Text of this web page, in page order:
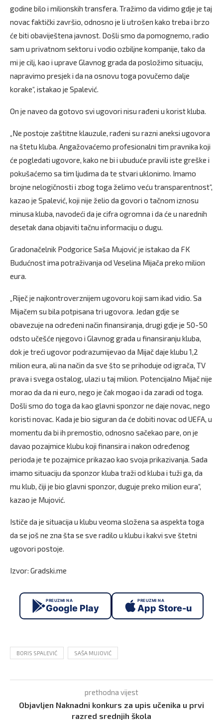
godine bilo i milionskih transfera. Tražimo da vidimo gdje je taj
novac faktički završio, odnosno je li utrošen kako treba i brzo
će biti obaviještena javnost. Došli smo da pomognemo, radio
sam u privatnom sektoru i vodio ozbiljne kompanije, tako da
mi je cilj, kao i uprave Glavnog grada da posložimo situaciju,
napravimo presjek i da na osnovu toga povučemo dalje
korake“, istakao je Spalević.
On je naveo da gotovo svi ugovori nisu rađeni u korist kluba.
„Ne postoje zaštitne klauzule, rađeni su razni aneksi ugovora
na štetu kluba. Angažovaćemo profesionalni tim pravnika koji
će pogledati ugovore, kako ne bi i ubuduće pravili iste greške i
pokušaćemo sa tim ljudima da te stvari uklonimo. Imamo
brojne nelogičnosti i zbog toga želimo veću transparentnost“,
kazao je Spalević, koji nije želio da govori o tačnom iznosu
minusa kluba, navodeći da je cifra ogromna i da će u narednih
desetak dana objaviti tačnu informaciju o dugu.
Gradonačelnik Podgorice Saša Mujović je istakao da FK
Budućnost ima potraživanja od Veselina Mijača preko milion
eura.
„Riječ je najkontroverznijem ugovoru koji sam ikad vidio. Sa
Mijačem su bila potpisana tri ugovora. Jedan gdje se
obavezuje na određeni način finansiranja, drugi gdje je 50-50
odsto učešće njegovo i Glavnog grada u finansiranju kluba,
dok je treći ugovor podrazumijevao da Mijač daje klubu 1,2
milion eura, ali na način da sve što se prihoduje od igrača, TV
prava i svega ostalog, ulazi u taj milion. Potencijalno Mijač nije
morao da da ni euro, nego je čak mogao i da zaradi od toga.
Došli smo do toga da kao glavni sponzor ne daje novac, nego
koristi novac. Kada je bio siguran da će dobiti novac od UEFA, u
momentu da bi ih premostio, odnosno sačekao pare, on je
davao pozajmice klubu koji finansira i nakon određenog
perioda je te pozajmice prikazao kao svoja prikazivanja. Sada
imamo situaciju da sponzor kluba traži od kluba i tuži ga, da
mu klub, čiji je bio glavni sponzor, duguje preko milion eura“,
kazao je Mujović.
Ističe da je situacija u klubu veoma složena sa aspekta toga
da se još ne zna šta se sve radilo u klubu i kakvi sve štetni
ugovori postoje.
Izvor: Gradski.me
PREUZMI NA
Google Play
PREUZMI NA
App Store-u
BORIS SPALEVIĆ SAŠA MUJOVIĆ
prethodna vijest
Objavljen Naknadni konkurs za upis učenika u prvi
razred srednjih škola